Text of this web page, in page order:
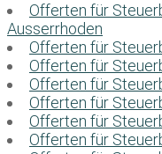
Offerten für
Ausserrhoden
Offerten für
Offerten für
Offerten für
Offerten für
Offerten für
Offerten für